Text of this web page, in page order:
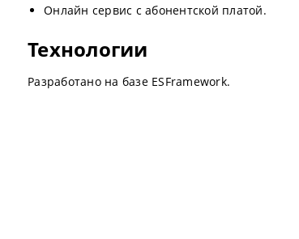
Онлайн сервис с абонентской платой.
Технологии
Разработано на базе ESFramework.